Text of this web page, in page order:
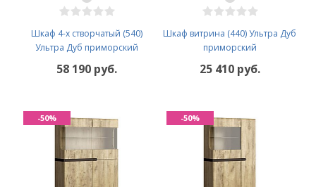
Шкаф 4-х створчатый (540)
Ультра Дуб приморский
58 190 руб.
Шкаф витрина (440) Ультра Дуб
приморский
25 410 руб.
-50% -50%